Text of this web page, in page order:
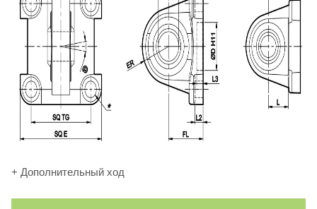
+ Дополнительный ход